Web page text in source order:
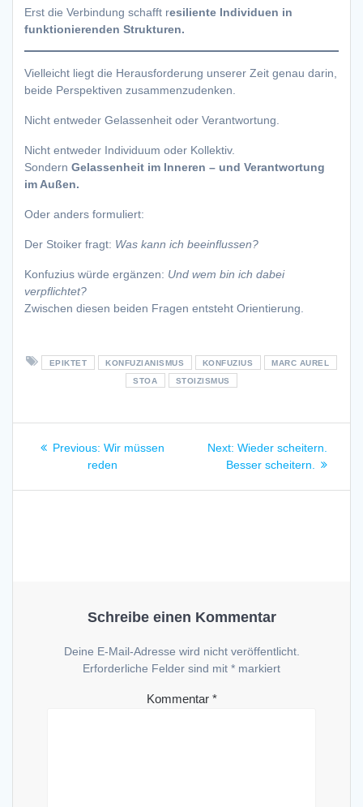
Erst die Verbindung schafft resiliente Individuen in
funktionierenden Strukturen.
Vielleicht liegt die Herausforderung unserer Zeit genau darin,
beide Perspektiven zusammenzudenken.
Nicht entweder Gelassenheit oder Verantwortung.
Nicht entweder Individuum oder Kollektiv.
Sondern Gelassenheit im Inneren – und Verantwortung
im Außen.
Oder anders formuliert:
Der Stoiker fragt: Was kann ich beeinflussen?
Konfuzius würde ergänzen: Und wem bin ich dabei
verpflichtet?
Zwischen diesen beiden Fragen entsteht Orientierung.
EPIKTET KONFUZIANISMUS KONFUZIUS
MARC AUREL
STOA
STOIZISMUS
Beitragsnavigation
Previous: Previous
post:
Wir müssen
reden
Next: Next
post:
Wieder scheitern.
Besser scheitern.
Schreibe einen Kommentar
Deine E-Mail-Adresse wird nicht veröffentlicht.
Erforderliche Felder sind mit * markiert
Kommentar *